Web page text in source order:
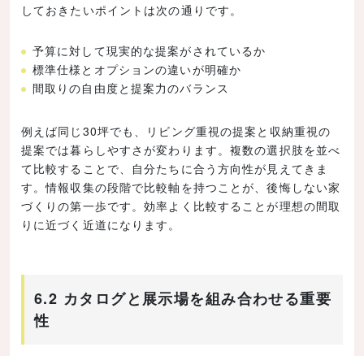
しておきたいポイントは次の通りです。
予算に対して現実的な提案がされているか
標準仕様とオプションの違いが明確か
間取りの自由度と提案力のバランス
例えば同じ30坪でも、リビング重視の提案と収納重視の
提案では暮らしやすさが変わります。複数の選択肢を並べ
て比較することで、自分たちに合う方向性が見えてきま
す。情報収集の段階で比較軸を持つことが、後悔しない家
づくりの第一歩です。効率よく比較することが理想の間取
りに近づく近道になります。
6.2 カタログと展示場を組み合わせる重要
性